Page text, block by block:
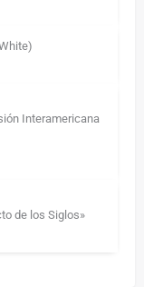
Interamericana
de los Siglos»